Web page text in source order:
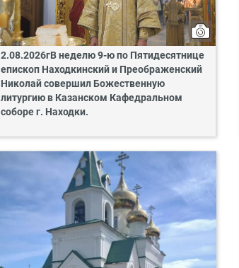
2.08.2026гВ неделю 9-ю по Пятидесятнице
епископ Находкинский и Преображенский
Николай совершил Божественную
литургию в Казанском Кафедральном
соборе г. Находки.